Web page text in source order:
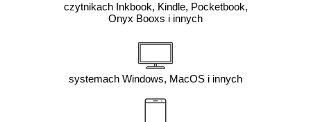
czytnikach Inkbook, Kindle, Pocketbook,
Onyx Booxs i innych
systemach Windows, MacOS i innych